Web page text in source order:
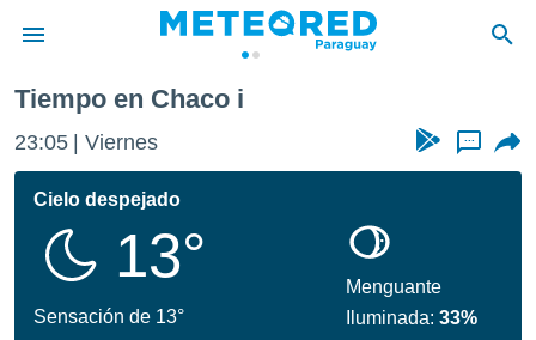
de
ha
calidad.
a este
Tiempo en Chaco i
23:05 Viernes ...
Cielo despejado
13°
Sensación de 13°
Menguante
Iluminada:33%